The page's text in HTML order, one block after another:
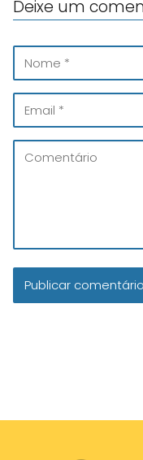
Deixe um